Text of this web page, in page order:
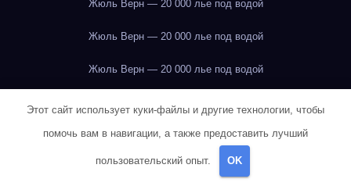
Жюль Верн — 20 000 лье под водой
Жюль Верн — 20 000 лье под водой
Жюль Верн — 20 000 лье под водой
Жюль Верн — 20 000 лье под водой
Жюль Верн — 20 000 лье под водой
Этот сайт использует куки-файлы и другие технологии, чтобы
помочь вам в навигации, а также предоставить лучший
пользовательский опыт. OK